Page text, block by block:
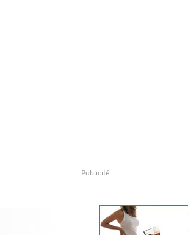
Publicité